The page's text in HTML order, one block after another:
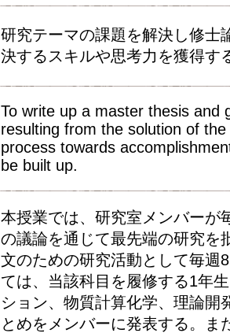
研究テーマの課題を解決し修士
決するスキルや思考力を獲得す
To write up a master thesis and
resulting from the solution of
process towards
be built up.
本授業では、研究室メンバーが
の議論を通じて最先端の研究を
文のための研究活動として毎週
ては、当該科目を履修する1年
ション、物質計算化学、理論開
とめをメンバーに発表する。